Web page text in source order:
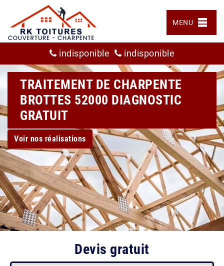
MENU
indisponible indisponible
TRAITEMENT DE CHARPENTE
BROTTES 52000 DIAGNOSTIC
GRATUIT
Voir nos réalisations
Devis gratuit